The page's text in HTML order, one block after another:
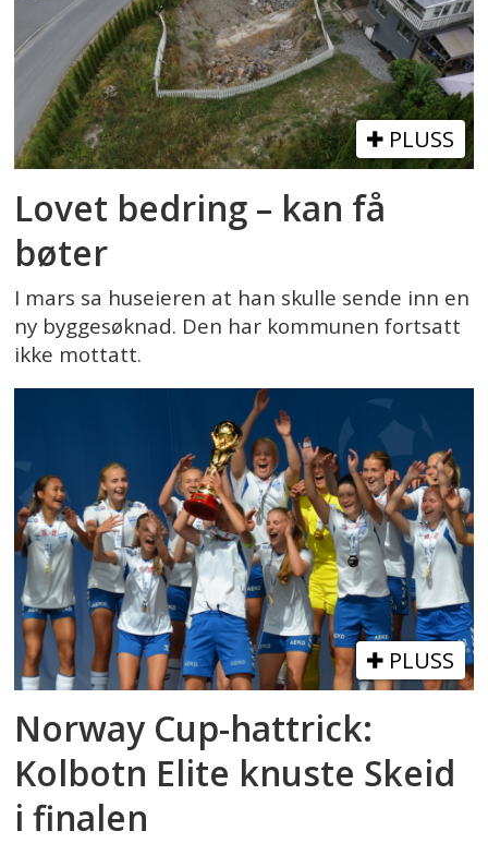
PLUSS
Lovet bedring – kan få
bøter
I mars sa huseieren at han skulle sende inn en
ny byggesøknad. Den har kommunen fortsatt
ikke mottatt.
PLUSS
Norway Cup-hattrick:
Kolbotn Elite knuste Skeid
i finalen